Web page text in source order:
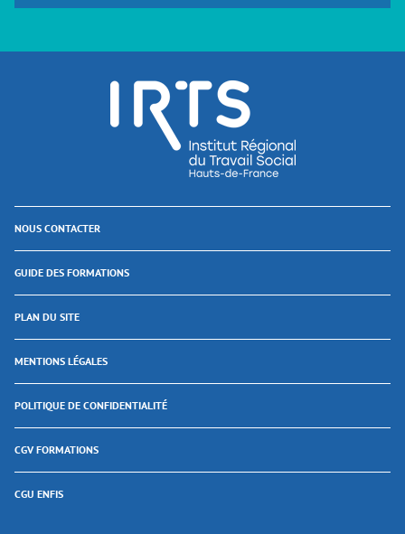
NOUS CONTACTER
GUIDE DES FORMATIONS
PLAN DU SITE
MENTIONS LÉGALES
POLITIQUE DE CONFIDENTIALITÉ
CGV FORMATIONS
CGU ENFIS